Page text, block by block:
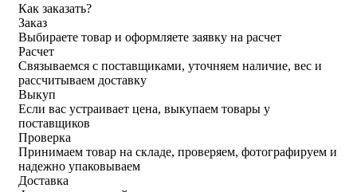
Как заказать?
Заказ
Выбираете товар и оформляете заявку на расчет
Расчет
Связываемся с поставщиками, уточняем наличие, вес и
рассчитываем доставку
Выкуп
Если вас устраивает цена, выкупаем товары у
поставщиков
Проверка
Принимаем товар на складе, проверяем, фотографируем и
надежно упаковываем
Доставка